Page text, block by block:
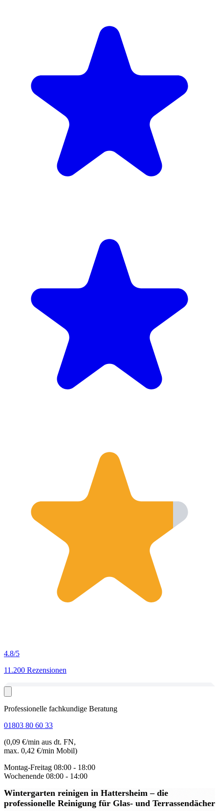
4.8/5
11.200 Rezensionen
Professionelle fachkundige Beratung
01803 80 60 33
(0,09 €/min aus dt. FN,
max. 0,42 €/min Mobil)
Montag-Freitag 08:00 - 18:00
Wochenende 08:00 - 14:00
Wintergarten reinigen in Hattersheim– die
professionelle Reinigung für Glas- und Terrassendächer